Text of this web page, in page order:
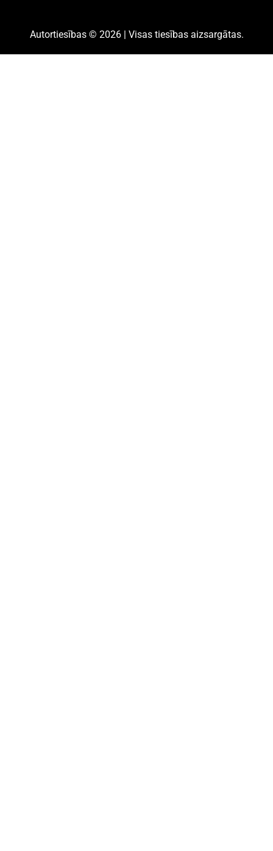
Autortiesības © 2026 | Visas tiesības aizsargātas.